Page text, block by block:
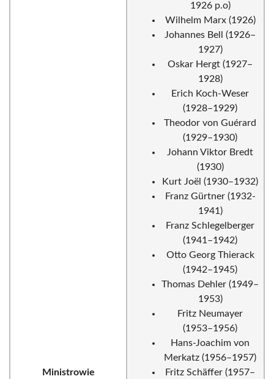
Ministrowie
1926 p.o)
Wilhelm Marx (1926)
Johannes Bell (1926–
1927)
Oskar Hergt (1927–
1928)
Erich Koch-Weser
(1928–1929)
Theodor von Guérard
(1929–1930)
Johann Viktor Bredt
(1930)
Kurt Joël (1930–1932)
Franz Gürtner (1932-
1941)
Franz Schlegelberger
(1941–1942)
Otto Georg Thierack
(1942–1945)
Thomas Dehler (1949–
1953)
Fritz Neumayer
(1953–1956)
Hans-Joachim von
Merkatz (1956–1957)
Fritz Schäffer (1957–